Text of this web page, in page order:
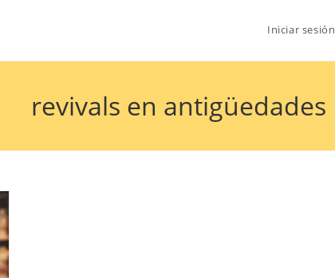
Iniciar sesión
revivals en antigüedades